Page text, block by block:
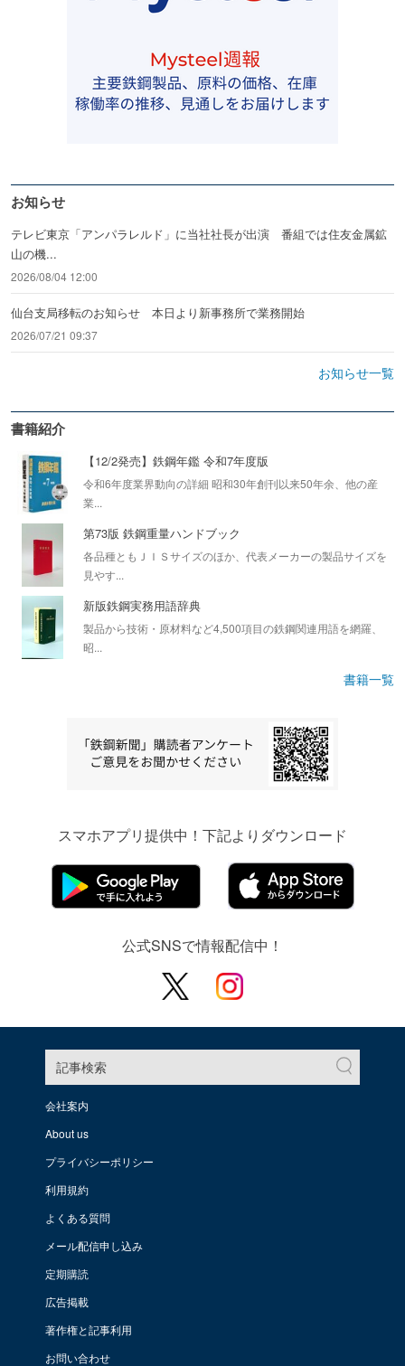
お知らせ
テレビ東京「アンパラレルド」に当社社長が出演 番組では住友金属鉱
山の機...
2026/08/04 12:00
仙台支局移転のお知らせ 本日より新事務所で業務開始
2026/07/21 09:37
お知らせ一覧
書籍紹介
【12/2発売】鉄鋼年鑑 令和7年度版
令和6年度業界動向の詳細 昭和30年創刊以来50年余、他の産
業...
第73版 鉄鋼重量ハンドブック
各品種ともＪＩＳサイズのほか、代表メーカーの製品サイズを
見やす...
新版鉄鋼実務用語辞典
製品から技術・原材料など4,500項目の鉄鋼関連用語を網羅、
昭...
書籍一覧
スマホアプリ提供中！下記よりダウンロード
公式SNSで情報配信中！
記事検索
会社案内
About us
プライバシーポリシー
利用規約
よくある質問
メール配信申し込み
定期購読
広告掲載
著作権と記事利用
お問い合わせ